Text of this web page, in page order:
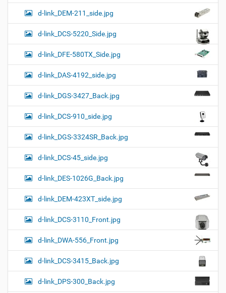
d-link_DEM-211_side.jpg
d-link_DCS-5220_Side.jpg
d-link_DFE-580TX_Side.jpg
d-link_DAS-4192_side.jpg
d-link_DGS-3427_Back.jpg
d-link_DCS-910_side.jpg
d-link_DGS-3324SR_Back.jpg
d-link_DCS-45_side.jpg
d-link_DES-1026G_Back.jpg
d-link_DEM-423XT_side.jpg
d-link_DCS-3110_Front.jpg
d-link_DWA-556_Front.jpg
d-link_DCS-3415_Back.jpg
d-link_DPS-300_Back.jpg